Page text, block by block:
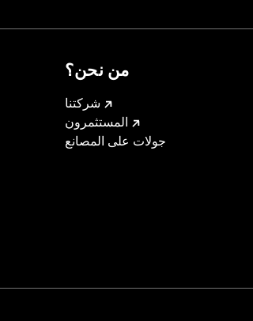
من نحن؟
شركتنا
المستثمرون
جولات على المصانع